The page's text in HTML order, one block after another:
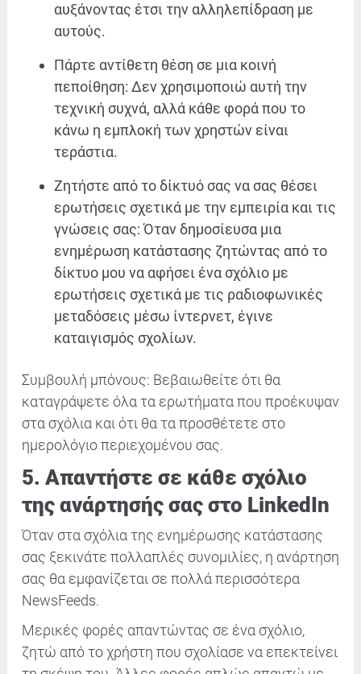
αυξάνοντας έτσι την αλληλεπίδραση με
αυτούς.
Πάρτε αντίθετη θέση σε μια κοινή
πεποίθηση: Δεν χρησιμοποιώ αυτή την
τεχνική συχνά, αλλά κάθε φορά που το
κάνω η εμπλοκή των χρηστών είναι
τεράστια.
Ζητήστε από το δίκτυό σας να σας θέσει
ερωτήσεις σχετικά με την εμπειρία και τις
γνώσεις σας: Όταν δημοσίευσα μια
ενημέρωση κατάστασης ζητώντας από το
δίκτυο μου να αφήσει ένα σχόλιο με
ερωτήσεις σχετικά με τις ραδιοφωνικές
μεταδόσεις μέσω ίντερνετ, έγινε
καταιγισμός σχολίων.
Συμβουλή μπόνους: Βεβαιωθείτε ότι θα
καταγράψετε όλα τα ερωτήματα που προέκυψαν
στα σχόλια και ότι θα τα προσθέτετε στο
ημερολόγιο περιεχομένου σας.
5. Απαντήστε σε κάθε σχόλιο
της ανάρτησής σας στο LinkedIn
Όταν στα σχόλια της ενημέρωσης κατάστασης
σας ξεκινάτε πολλαπλές συνομιλίες, η ανάρτηση
σας θα εμφανίζεται σε πολλά περισσότερα
NewsFeeds.
Μερικές φορές απαντώντας σε ένα σχόλιο,
ζητώ από το χρήστη που σχολίασε να επεκτείνει